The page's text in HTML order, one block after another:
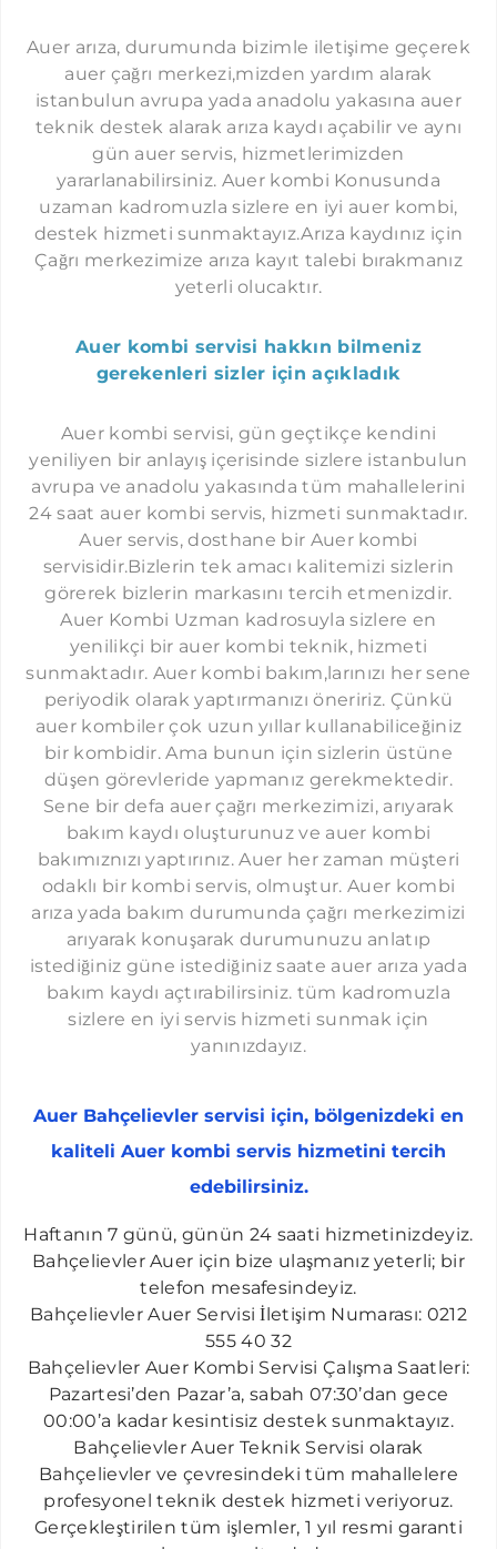
Auer arıza, durumunda bizimle iletişime geçerek
auer çağrı merkezi,mizden yardım alarak
istanbulun avrupa yada anadolu yakasına auer
teknik destek alarak arıza kaydı açabilir ve aynı
gün auer servis, hizmetlerimizden
yararlanabilirsiniz. Auer kombi Konusunda
uzaman kadromuzla sizlere en iyi auer kombi,
destek hizmeti sunmaktayız.Arıza kaydınız için
Çağrı merkezimize arıza kayıt talebi bırakmanız
yeterli olucaktır.
Auer kombi servisi hakkın bilmeniz
gerekenleri sizler için açıkladık
Auer kombi servisi, gün geçtikçe kendini
yeniliyen bir anlayış içerisinde sizlere istanbulun
avrupa ve anadolu yakasında tüm mahallelerini
24 saat auer kombi servis, hizmeti sunmaktadır.
Auer servis, dosthane bir Auer kombi
servisidir.Bizlerin tek amacı kalitemizi sizlerin
görerek bizlerin markasını tercih etmenizdir.
Auer Kombi Uzman kadrosuyla sizlere en
yenilikçi bir auer kombi teknik, hizmeti
sunmaktadır. Auer kombi bakım,larınızı her sene
periyodik olarak yaptırmanızı öneririz. Çünkü
auer kombiler çok uzun yıllar kullanabiliceğiniz
bir kombidir. Ama bunun için sizlerin üstüne
düşen görevleride yapmanız gerekmektedir.
Sene bir defa auer çağrı merkezimizi, arıyarak
bakım kaydı oluşturunuz ve auer kombi
bakımıznızı yaptırınız. Auer her zaman müşteri
odaklı bir kombi servis, olmuştur. Auer kombi
arıza yada bakım durumunda çağrı merkezimizi
arıyarak konuşarak durumunuzu anlatıp
istediğiniz güne istediğiniz saate auer arıza yada
bakım kaydı açtırabilirsiniz. tüm kadromuzla
sizlere en iyi servis hizmeti sunmak için
yanınızdayız.
Auer Bahçelievler servisi için, bölgenizdeki en
kaliteli Auer kombi servis hizmetini tercih
edebilirsiniz.
​Haftanın 7 günü, günün 24 saati hizmetinizdeyiz.
Bahçelievler Auer için bize ulaşmanız yeterli; bir
telefon mesafesindeyiz.
Bahçelievler Auer Servisi İletişim Numarası: 0212
555 40 32
Bahçelievler Auer Kombi Servisi Çalışma Saatleri:
Pazartesi’den Pazar’a, sabah 07:30’dan gece
00:00’a kadar kesintisiz destek sunmaktayız.
Bahçelievler Auer Teknik Servisi olarak
Bahçelievler ve çevresindeki tüm mahallelere
profesyonel teknik destek hizmeti veriyoruz.
Gerçekleştirilen tüm işlemler, 1 yıl resmi garanti
YAKUPLU AUER SERVISI
KAVAKLI AUER SERVISI
GÜRPINAR AUER SERVISI
SELIMPAŞA AUER SERVISI
KUMBURGAZ AUER SERVISI
GÖKTÜRK AUER SERVISI
KEMERBURGAZ AUER SERVISI
SULTANÇIFTLIĞI AUER SERVISI
MECIDIYEKÖY AUER SERVISI
NIŞANTAŞI AUER SERVISI
ORTAKÖY AUER SERVISI
ETILER AUER SERVISI
YENIBOSNA AUER SERVISI
ŞIRINEVLER AUER SERVISI
LEVENT AUER SERVISI
ÇAĞLAYAN AUER SERVISI
SEFAKÖY AUER SERVISI
YEŞILKÖY AUER SERVISI
YEŞILYURT AUER SERVISI
FLORYA AUER SERVISI
ÇAPA AUER SERVISI
CERRAHPAŞA AUER SERVISI
KOCAMUSTAFAPAŞA AUER SERVISI
KASIMPAŞA AUER SERVISI
GÜNEŞLI AUER SERVISI
HAZNEDAR AUER SERVISI
İKITELLI AUER SERVISI
KAYAŞEHIR AUER SERVISI
BAHÇEŞEHIR AUER SERVISI
ALTUNIZADE AUER SERVISI
BALMUMCU AUER SERVISI
ATAKÖY AUER SERVISI
BEBEK AUER SERVISI
BOMONTI AUER SERVISI
BOSTANCI AUER SERVISI
ÇELIKTEPE AUER SERVISI
CENNET AUER SERVISI
İMMERGAS SERVISI İSTANBUL